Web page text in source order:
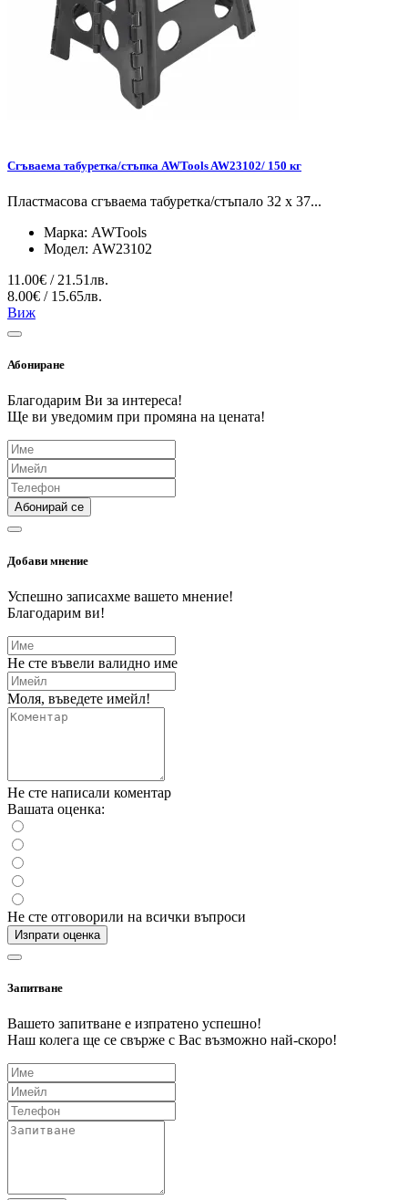
Сгъваема табуретка/стъпка AWTools AW23102/ 150 кг
Пластмасова сгъваема табуретка/стъпало 32 x 37...
Марка: AWTools
Модел: AW23102
11.00€ / 21.51лв.
8.00€ / 15.65лв.
Виж
Абониране
Благодарим Ви за интереса!
Ще ви уведомим при промяна на цената!
Абонирай се
Добави мнение
Успешно записахме вашето мнение!
Благодарим ви!
Не сте въвели валидно име
Моля, въведете имейл!
Не сте написали коментар
Вашата оценка:
Не сте отговорили на всички въпроси
Изпрати оценка
Запитване
Вашето запитване е изпратено успешно!
Наш колега ще се свърже с Вас възможно най-скоро!